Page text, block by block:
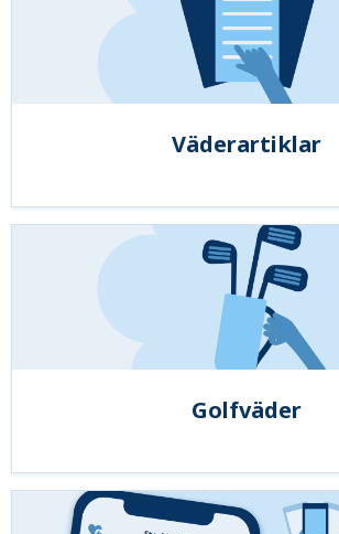
Väderartiklar
Golfväder